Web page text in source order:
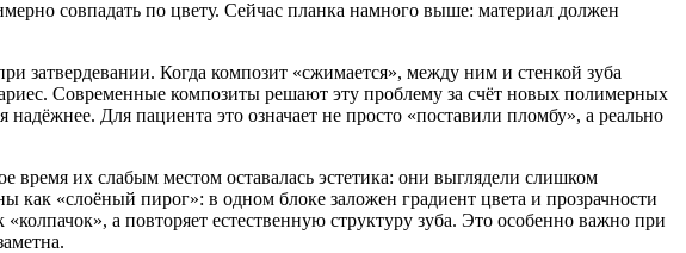
совпадать по цвету. Сейчас планка намного выше: материал должен
Когда композит «сжимается», между ним и стенкой зуба
Современные композиты решают эту проблему за счёт новых полимерных
Для пациента это означает не просто «поставили пломбу», а реально
их слабым местом оставалась эстетика: они выглядели слишком
«слоёный пирог»: в одном блоке заложен градиент цвета и прозрачности
а повторяет естественную структуру зуба. Это особенно важно при